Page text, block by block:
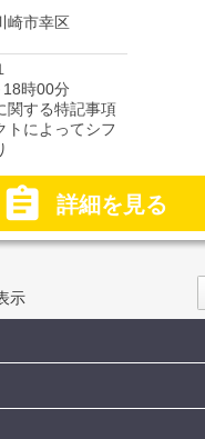
崎市幸区
時00分
関する特記事項
トによってシフ
 詳細を見る
示